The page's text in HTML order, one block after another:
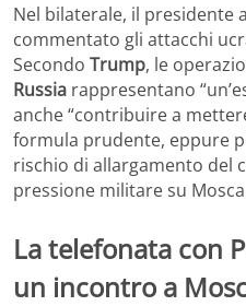
Nel bilaterale, il presidente
commentato gli attacchi
Secondo Trump, le
Russia rappresentano
anche “contribuire a
formula prudente, eppure
rischio di allargamento del
pressione militare su
La telefonata con
un incontro a